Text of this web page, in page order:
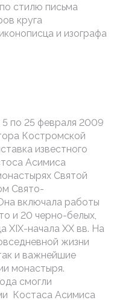
стилю письма
круга
и изографа
по 25 февраля 2009
Костромской
известного
Асимиса
Святой
Свято-
включала работы
и 20 черно-белых,
XIX-начала XX вв. На
жизни
и важнейшие
монастыря.
смогли
Костаса Асимиса